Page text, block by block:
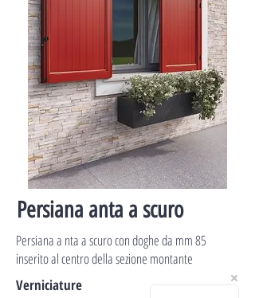
Persiana anta a scuro
Persiana a nta a scuro con doghe da mm 85
inserito al centro della sezione montante
Verniciature